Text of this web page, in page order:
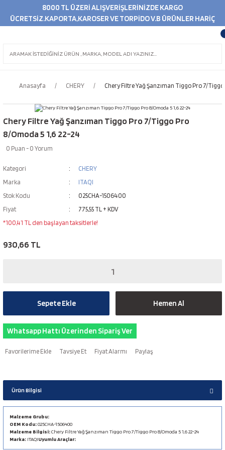
8000 TL ÜZERİ ALIŞVERİŞLERİNİZDE KARGO
ÜCRETSİZ.KAPORTA,KAROSER VE TORPİDO V.B ÜRÜNLER HARİÇ
Anasayfa CHERY Chery Filtre Yağ Şanzıman Tiggo Pro 7/
Chery Filtre Yağ Şanzıman Tiggo Pro 7/Tiggo Pro
8/Omoda 5 1,6 22-24
0 Puan - 0 Yorum
Kategori
CHERY
Marka
ITAQI
Stok Kodu
025CHA-1506400
Fiyat
775,55 TL + KDV
*100,41 TL den başlayan taksitlerle!
930,66 TL
Sepete Ekle Hemen Al
Whatsapp Hattı Üzerinden Sipariş Ver
Tavsiye Et Fiyat Alarmı Paylaş
Ürün Bilgisi
Malzeme Grubu:
OEM Kodu:025CHA-1506400
Malzeme Bilgisi:Chery Filtre Yağ Şanzıman Tiggo Pro 7/Tiggo Pro 8/Omoda 5 1,6 22-24
Marka: ITAQIUyumlu Araçlar: